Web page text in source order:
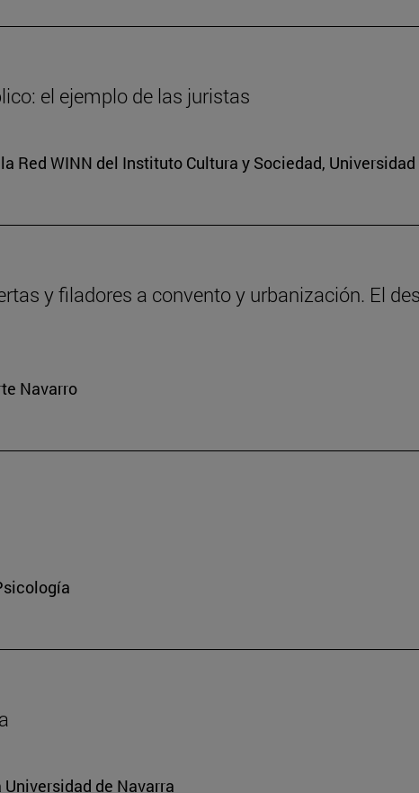
el ejemplo de las juristas
Red WINN del Instituto Cultura y Sociedad,
y filadores a convento y urbanización. El
Navarro
de Navarra